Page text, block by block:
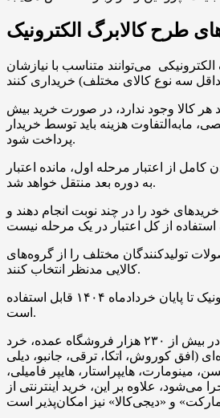
طرح کالابرگ الکترونیک
می‌توانند متناسب با نیازشان
هر کالا وجود ندارد، در صورت خرید بیش
مابه‌التفاوت هزینه باید توسط خریدار
پرداخت شود.
از اعتبار مرحله اول، مانده اعتبار
به دوره بعد منتقل خواهد شد.
خود را در چند نوبت انجام دهند و
تولیدکنندگان مختلف را از گروه‌های
کالایی مدنظر انتخاب کنند.
ـ اعتبار کالا‌برگ‌ الکترونیک تا پایان خردادماه ۱۴۰۴ قابل استفاده
است.
طرح کالابرگ الکترونیکی در بیش از ۲۳۰ هزار فروشگاه عمده، خرد
(افق کوروش، اتکا، ترقی، جانبو، دیلی
مینومارت، هایپراستار، هایپر فامیلی،
علاوه بر این، خرید اینترنتی از